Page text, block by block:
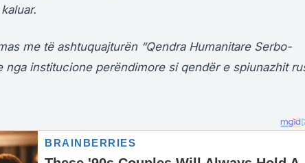
me të ashtuquajturën “Qendra Humanitare Serbo-
nga institucione perëndimore si qendër e spiunazhit